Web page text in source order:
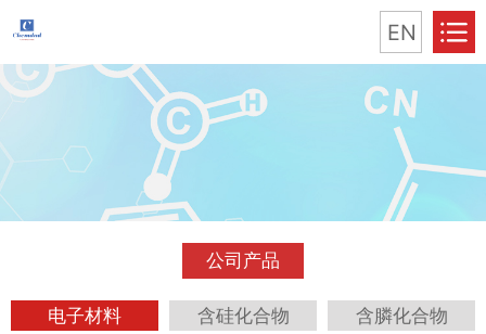
EN
公司产品
电子材料 含硅化合物 含膦化合物